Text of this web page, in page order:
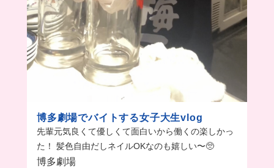
博多劇場でバイトする女子大生vlog
先輩元気良くて優しくて面白いから働くの楽しかっ
た！ 髪色自由だしネイルOKなのも嬉しい〜🥺
博多劇場